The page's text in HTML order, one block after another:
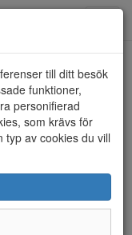
till ditt besök
funktioner,
personifierad
som krävs för
typ av cookies du vill